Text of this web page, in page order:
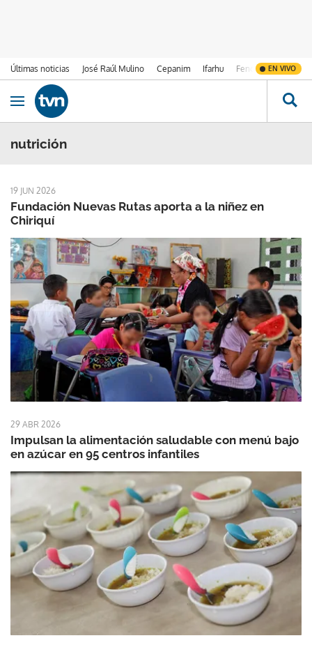
Últimas noticias José Raúl Mulino Cepanim Ifarhu Fenómeno de El
EN VIVO
Ir al contenido
Obrir navegació
nutrición
19 JUN 2026
Fundación Nuevas Rutas aporta a la niñez en
Chiriquí
29 ABR 2026
Impulsan la alimentación saludable con menú bajo
en azúcar en 95 centros infantiles